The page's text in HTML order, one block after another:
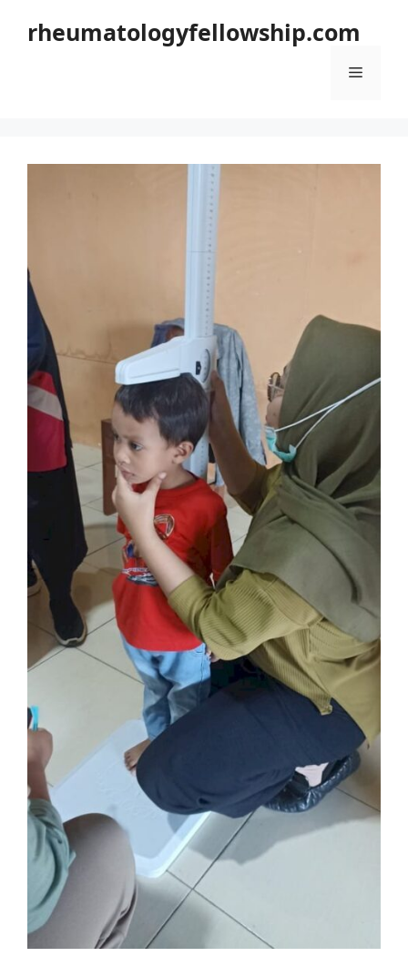
rheumatologyfellowship.com
Menu